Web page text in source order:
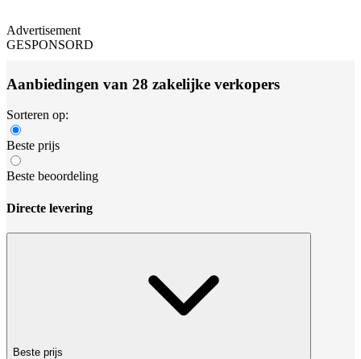
Advertisement
GESPONSORD
Aanbiedingen van 28 zakelijke verkopers
Sorteren op:
Beste prijs
Beste beoordeling
Directe levering
Beste prijs